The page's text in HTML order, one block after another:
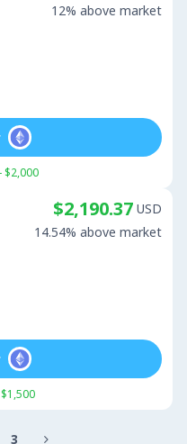
12% above market
$2,000
$2,190.37 USD
14.54% above market
3 